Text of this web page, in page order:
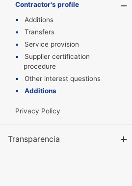
Contractor's profile
Additions
Transfers
Service provision
Supplier certification
procedure
Other interest questions
Additions
Privacy Policy
Transparencia